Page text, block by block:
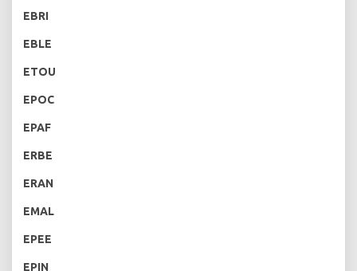
EBRI
EBLE
ETOU
EPOC
EPAF
ERBE
ERAN
EMAL
EPEE
EPIN